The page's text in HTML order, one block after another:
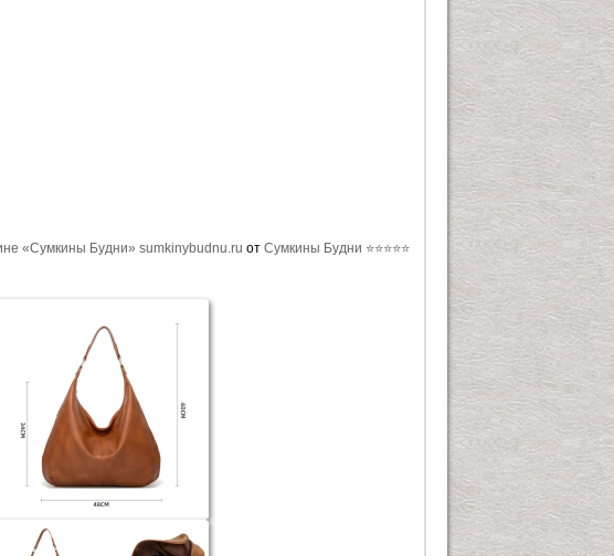
«Сумкины Будни» sumkinybudnu.ru от Сумкины Будни ⭐⭐⭐⭐⭐